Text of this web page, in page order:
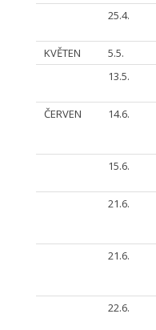
25.4.
KVĚTEN 5.5.
13.5.
ČERVEN 14.6.
15.6.
21.6.
21.6.
22.6.